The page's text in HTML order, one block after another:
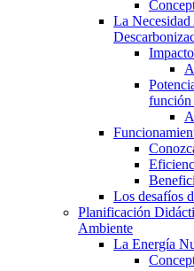
La
función
Los desafíos
Planificación
Ambiente
La Energía